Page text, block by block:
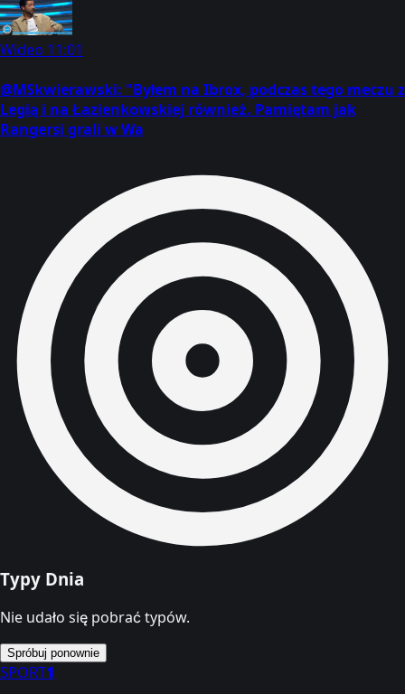
Wideo 11:01
@MSkwierawski: "Byłem na Ibrox, podczas tego meczu z
Legią i na Łazienkowskiej również. Pamiętam jak
Rangersi grali w Wa
Typy Dnia
Nie udało się pobrać typów.
Spróbuj ponownie
SPORT1